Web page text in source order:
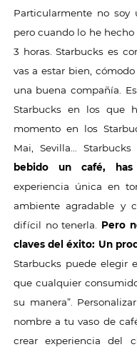
Particularmente no soy
pero cuando lo he
3 horas. Starbucks es
vas a estar bien,
una buena compañía.
Starbucks en los que
momento en los
Mai, Sevilla…
bebido un café,
experiencia única en
ambiente agradable y
difícil no tenerla. Pero
claves del éxito: Un
Starbucks puede elegir
que cualquier
su manera”.
nombre a tu vaso de
crear experiencia del